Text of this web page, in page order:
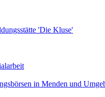
'Die Kluse'
in Menden und